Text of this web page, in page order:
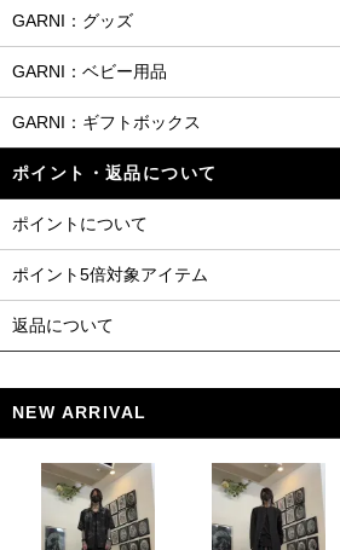
GARNI：グッズ
GARNI：ベビー用品
GARNI：ギフトボックス
ポイント・返品について
ポイントについて
ポイント5倍対象アイテム
返品について
NEW ARRIVAL